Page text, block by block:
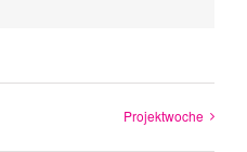
Projektwoche